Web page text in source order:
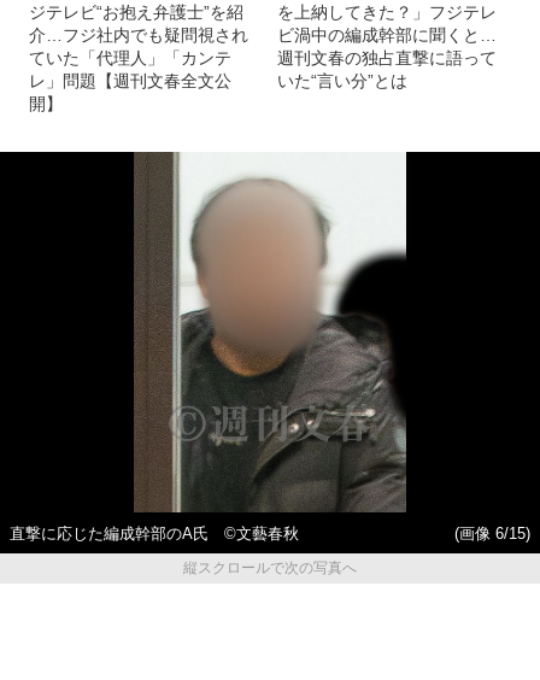
ジテレビ“お抱え弁護士”を紹
介…フジ社内でも疑問視され
ていた「代理人」「カンテ
レ」問題【週刊文春全文公
開】
を上納してきた？」フジテレ
ビ渦中の編成幹部に聞くと…
週刊文春の独占直撃に語って
いた“言い分”とは
直撃に応じた編成幹部のA氏 ©文藝春秋
(画像 6/15)
縦スクロールで次の写真へ